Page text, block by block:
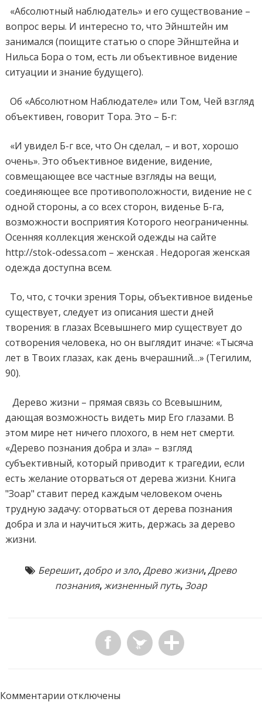
«Абсолютный наблюдатель» и его существование –
вопрос веры. И интересно то, что Эйнштейн им
занимался (поищите статью о споре Эйнштейна и
Нильса Бора о том, есть ли объективное видение
ситуации и знание будущего).
Об «Абсолютном Наблюдателе» или Том, Чей взгляд
объективен, говорит Тора. Это – Б-г:
«И увидел Б-г все, что Он сделал, – и вот, хорошо
очень». Это объективное видение, видение,
совмещающее все частные взгляды на вещи,
соединяющее все противоположности, видение не с
одной стороны, а со всех сторон, виденье Б-га,
возможности восприятия Которого неограниченны.
Осенняя коллекция женской одежды на сайте
http://stok-odessa.com – женская . Недорогая женская
одежда доступна всем.
То, что, с точки зрения Торы, объективное виденье
существует, следует из описания шести дней
творения: в глазах Всевышнего мир существует до
сотворения человека, но он выглядит иначе: «Тысяча
лет в Твоих глазах, как день вчерашний…» (Тегилим,
90).
Дерево жизни – прямая связь со Всевышним,
дающая возможность видеть мир Его глазами. В
этом мире нет ничего плохого, в нем нет смерти.
«Дерево познания добра и зла» – взгляд
субъективный, который приводит к трагедии, если
есть желание оторваться от дерева жизни. Книга
"Зоар" ставит перед каждым человеком очень
трудную задачу: оторваться от дерева познания
добра и зла и научиться жить, держась за дерево
жизни.
Берешит,добро и зло,Древо жизни,Древо
познания,жизненный путь, Зоар
Комментарии отключены